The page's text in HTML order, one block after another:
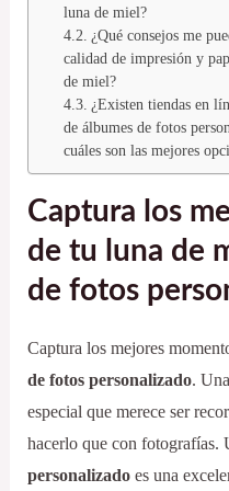
luna de miel?
¿Qué consejos me
calidad de impresión y
de miel?
¿Existen tiendas en
de álbumes de fotos
cuáles son las mejores
Captura los
de tu luna de
de fotos
Captura los mejores
de fotos personalizado.
especial que merece ser
hacerlo que con fotografías.
personalizadoes una